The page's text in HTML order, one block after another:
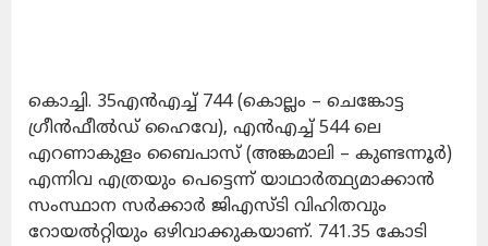
കൊച്ചി. 35എൻഎച്ച് 744 (കൊല്ലം – ചെങ്കോട്ട
ഗ്രീന്‍ഫീല്‍ഡ് ഹൈവേ), എൻഎച്ച് 544 ലെ
എറണാകുളം ബൈപാസ് (അങ്കമാലി – കുണ്ടന്നൂർ)
എന്നിവ എത്രയും പെട്ടെന്ന് യാഥാർത്ഥ്യമാക്കാൻ
സംസ്ഥാന സർക്കാർ ജിഎസ്ടി വിഹിതവും
റോയൽറ്റിയും ഒഴിവാക്കുകയാണ്. 741.35 കോടി